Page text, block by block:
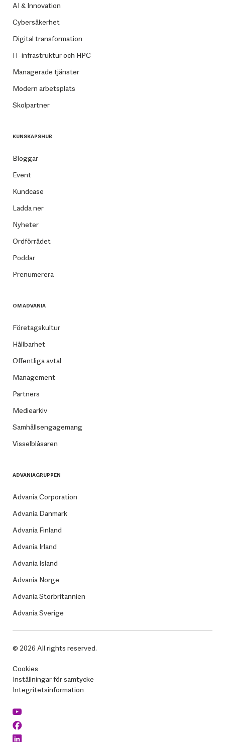
AI & Innovation
Cybersäkerhet
Digital transformation
IT-infrastruktur och HPC
Managerade tjänster
Modern arbetsplats
Skolpartner
KUNSKAPSHUB
Bloggar
Event
Kundcase
Ladda ner
Nyheter
Ordförrådet
Poddar
Prenumerera
OM ADVANIA
Företagskultur
Hållbarhet
Offentliga avtal
Management
Partners
Mediearkiv
Samhällsengagemang
Visselblåsaren
ADVANIAGRUPPEN
Advania Corporation
Advania Danmark
Advania Finland
Advania Irland
Advania Island
Advania Norge
Advania Storbritannien
Advania Sverige
© 2026 All rights reserved.
Cookies
Inställningar för samtycke
Integritetsinformation